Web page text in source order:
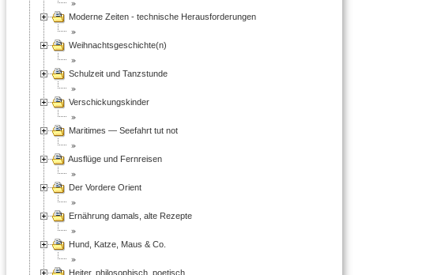
Moderne Zeiten - technische Herausforderungen
Weihnachtsgeschichte(n)
Schulzeit und Tanzstunde
Verschickungskinder
Maritimes — Seefahrt tut not
Ausflüge und Fernreisen
Der Vordere Orient
Ernährung damals, alte Rezepte
Hund, Katze, Maus & Co.
Heiter, philosophisch, poetisch